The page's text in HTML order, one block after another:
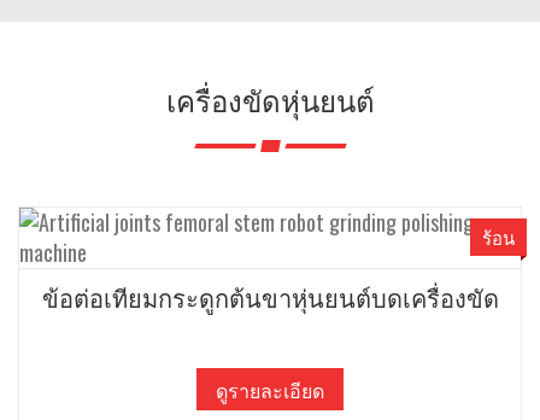
เครื่องขัดหุ่นยนต์
ข้อต่อเทียมกระดูกต้นขาหุ่นยนต์บดเครื่องขัด
ดูรายละเอียด
ร้อน